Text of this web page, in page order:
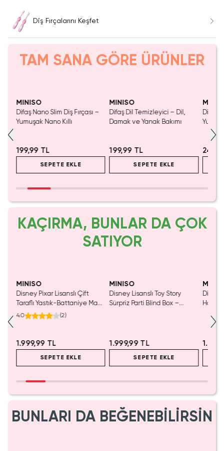
Diş Fırçalarını Keşfet
TAM SANA GÖRE ÜRÜNLER
MINISO
Difaş Nano Slim Diş Fırçası –
Yumuşak Nano Kıllı
199,99 TL
SEPETE EKLE
MINISO
Difaş Dil Temizleyici – Dil,
Damak ve Yanak Bakımı
199,99 TL
SEPETE EKLE
Difaş
KAÇIRMA, BUNLAR DA ÇOK
SATIYOR
MINISO
Disney Pixar Lisanslı Çift
Taraflı Yastık-Battaniye Mavi
140 x 100 Cm – 2'si 1 Arada
4.0 (2)
1.999,99 TL
SEPETE EKLE
MINISO
Disney Lisanslı Toy Story
Sürpriz Parti Blind Box –
1.999,99 TL
SEPETE EKLE
BUNLARI DA BEĞENEBİLİRSİN